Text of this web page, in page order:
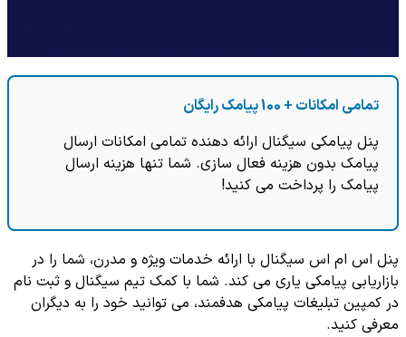
تمامی امکانات + 100 پیامک رایگان
پنل پیامکی سیگنال ارائه دهنده تمامی امکانات ارسال
پیامک بدون هزینه فعال سازی. شما تنها هزینه ارسال
پیامک را پرداخت می کنید!
پنل اس ام اس سیگنال با ارائه خدمات ویژه و مدرن، شما را در
بازاریابی پیامکی یاری می کند. شما با کمک تیم سیگنال و ثبت نام
در کمپین تبلیغات پیامکی هدفمند، می توانید خود را به دیگران
معرفی کنید.